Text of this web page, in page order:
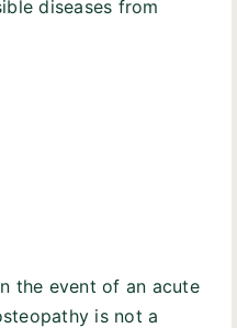
diseases from
the event of an acute
is not a